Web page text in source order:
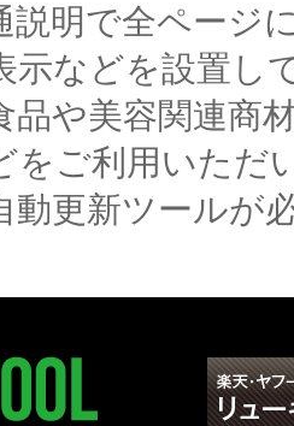
説明で全ページ
示などを設置し
品や美容関連商
をご利用いただ
動更新ツールが